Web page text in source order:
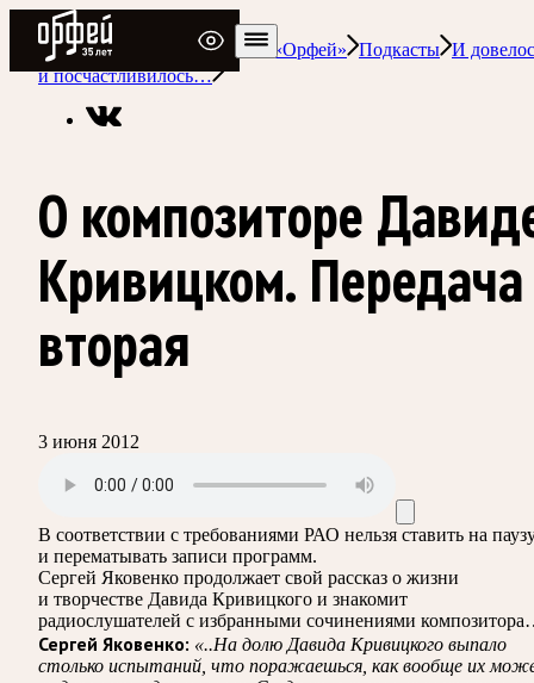
Радио Орфей
Радио классической музыки «Орфей»
Подкасты И
и посчастливилось…
О композиторе
Кривицком. Передача
вторая
3 июня 2012
В соответствии с требованиями РАО нельзя ставить на
и перематывать записи программ.
Сергей Яковенко продолжает свой рассказ о жизни
и творчестве Давида Кривицкого и знакомит
радиослушателей с избранными сочинениями
Сергей Яковенко: «..На долю Давида Кривицкого выпало
столько испытаний, что поражаешься, как вообще их